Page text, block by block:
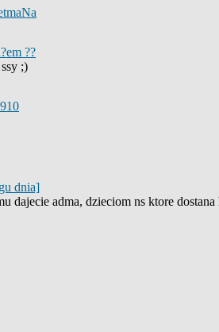
??
;)
dnia]
dajecie adma, dzieciom ns ktore dostana